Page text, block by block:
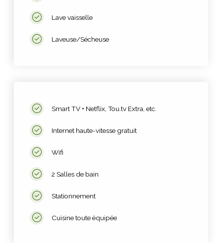
Lave vaisselle
Laveuse/Sécheuse
Smart TV + Netflix, Tou.tv Extra, etc.
Internet haute-vitesse gratuit
Wifi
2 Salles de bain
Stationnement
Cuisine toute équipée